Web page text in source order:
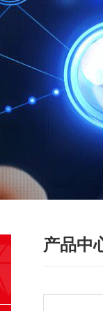
产品中